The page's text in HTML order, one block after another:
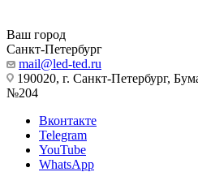
Ваш город
Санкт-Петербург
mail@led-ted.ru
190020, г. Санкт-Петербург,
№204
Вконтакте
Telegram
YouTube
WhatsApp